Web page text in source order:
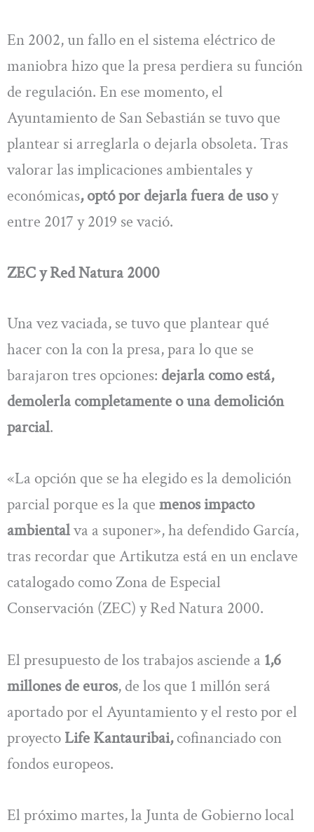
En 2002, un fallo en el sistema eléctrico de
maniobra hizo que la presa perdiera su función
de regulación. En ese momento, el
Ayuntamiento de San Sebastián se tuvo que
plantear si arreglarla o dejarla obsoleta. Tras
valorar las implicaciones ambientales y
económicas, optó por dejarla fuera de usoy
entre 2017 y 2019 se vació.
ZEC y Red Natura 2000
Una vez vaciada, se tuvo que plantear qué
hacer con la con la presa, para lo que se
barajaron tres opciones: dejarla como está,
demolerla completamente o una demolición
parcial.
«La opción que se ha elegido es la demolición
parcial porque es la que menos impacto
ambientalva a suponer», ha defendido García,
tras recordar que Artikutza está en un enclave
catalogado como Zona de Especial
Conservación (ZEC) y Red Natura 2000.
El presupuesto de los trabajos asciende a 1,6
millones de euros, de los que 1 millón será
aportado por el Ayuntamiento y el resto por el
proyecto Life Kantauribai,cofinanciado con
fondos europeos.
El próximo martes, la Junta de Gobierno local